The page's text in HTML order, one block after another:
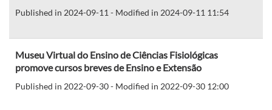
Published in 2024-09-11 - Modified in 2024-09-11 11:54
Museu Virtual do Ensino de Ciências Fisiológicas
promove cursos breves de Ensino e Extensão
Published in 2022-09-30 - Modified in 2022-09-30 12:00